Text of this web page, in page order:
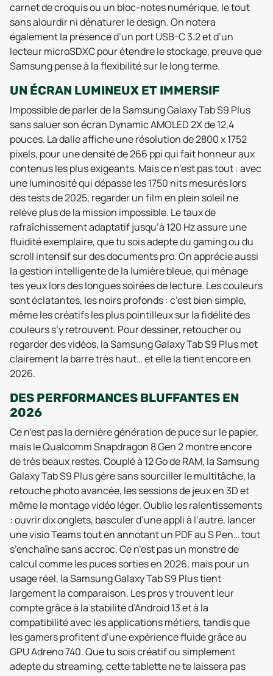
carnet de croquis ou un bloc-notes numérique, le tout
sans alourdir ni dénaturer le design. On notera
également la présence d’un port USB-C 3.2 et d’un
lecteur microSDXC pour étendre le stockage, preuve que
Samsung pense à la flexibilité sur le long terme.
UN ÉCRAN LUMINEUX ET IMMERSIF
Impossible de parler de la Samsung Galaxy Tab S9 Plus
sans saluer son écran Dynamic AMOLED 2X de 12,4
pouces. La dalle affiche une résolution de 2800 x 1752
pixels, pour une densité de 266 ppi qui fait honneur aux
contenus les plus exigeants. Mais ce n’est pas tout : avec
une luminosité qui dépasse les 1750 nits mesurés lors
des tests de 2025, regarder un film en plein soleil ne
relève plus de la mission impossible. Le taux de
rafraîchissement adaptatif jusqu’à 120 Hz assure une
fluidité exemplaire, que tu sois adepte du gaming ou du
scroll intensif sur des documents pro. On apprécie aussi
la gestion intelligente de la lumière bleue, qui ménage
tes yeux lors des longues soirées de lecture. Les couleurs
sont éclatantes, les noirs profonds : c’est bien simple,
même les créatifs les plus pointilleux sur la fidélité des
couleurs s’y retrouvent. Pour dessiner, retoucher ou
regarder des vidéos, la Samsung Galaxy Tab S9 Plus met
clairement la barre très haut… et elle la tient encore en
2026.
DES PERFORMANCES BLUFFANTES EN
2026
Ce n’est pas la dernière génération de puce sur le papier,
mais le Qualcomm Snapdragon 8 Gen 2 montre encore
de très beaux restes. Couplé à 12 Go de RAM, la Samsung
Galaxy Tab S9 Plus gère sans sourciller le multitâche, la
retouche photo avancée, les sessions de jeux en 3D et
même le montage vidéo léger. Oublie les ralentissements
: ouvrir dix onglets, basculer d’une appli à l’autre, lancer
une visio Teams tout en annotant un PDF au S Pen… tout
s’enchaîne sans accroc. Ce n’est pas un monstre de
calcul comme les puces sorties en 2026, mais pour un
usage réel, la Samsung Galaxy Tab S9 Plus tient
largement la comparaison. Les pros y trouvent leur
compte grâce à la stabilité d’Android 13 et à la
compatibilité avec les applications métiers, tandis que
les gamers profitent d’une expérience fluide grâce au
GPU Adreno 740. Que tu sois créatif ou simplement
adepte du streaming, cette tablette ne te laissera pas